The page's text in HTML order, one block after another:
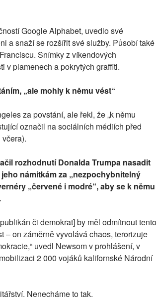
Google Alphabet, uvedlo své
a snaží se rozšířit své služby. Působí také
Snímky z víkendových
v plamenech a pokrytých graffiti.
„ale mohly k němu vést“
za povstání, ale řekl, že „k němu
označil na sociálních médiích před
rozhodnutí Donalda Trumpa nasadit
námitkám za „nezpochybnitelný
„červené i modré“, aby se k němu
či demokrat] by měl odmítnout tento
– on záměrně vyvolává chaos, terorizuje
uvedl Newsom v prohlášení, v
2 000 vojáků kalifornské Národní
Nenecháme to tak.